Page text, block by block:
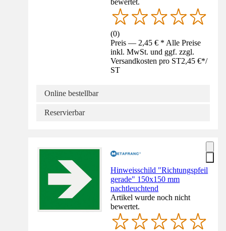
bewertet.
(0)
Preis — 2,45 € * Alle Preise
inkl. MwSt. und ggf. zzgl.
Versandkosten pro ST2,45 €*/
ST
Online bestellbar
Reservierbar
Hinweisschild "Richtungspfeil
gerade" 150x150 mm
nachtleuchtend
Artikel wurde noch nicht
bewertet.